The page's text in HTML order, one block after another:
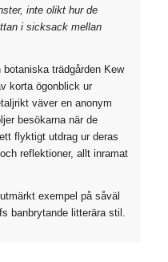
inte olikt hur de
i sicksack mellan
trädgården Kew
korta ögonblick ur
väver en anonym
besökarna när de
flyktigt utdrag ur deras
reflektioner, allt inramat
exempel på såväl
banbrytande litterära stil.